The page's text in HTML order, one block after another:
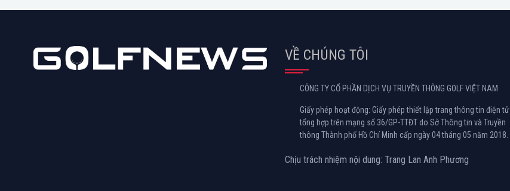
VỀ CHÚNG TÔI
CÔNG TY CỔ PHẦN DỊCH VỤ TRUYỀN THÔNG GOLF VIỆT NAM
Giấy phép hoạt động: Giấy phép thiết lập trang thông tin điện tử
tổng hợp trên mạng số 36/GP-TTĐT do Sở Thông tin và Truyền
thông Thành phố Hồ Chí Minh cấp ngày 04 tháng 05 năm 2018.
Chịu trách nhiệm nội dung: Trang Lan Anh Phương